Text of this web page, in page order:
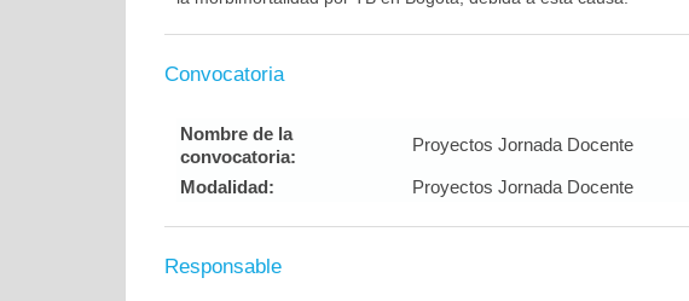
Convocatoria
Nombre de la
convocatoria:
Proyectos Jornada Docente
Modalidad: Proyectos Jornada Docente
Responsable